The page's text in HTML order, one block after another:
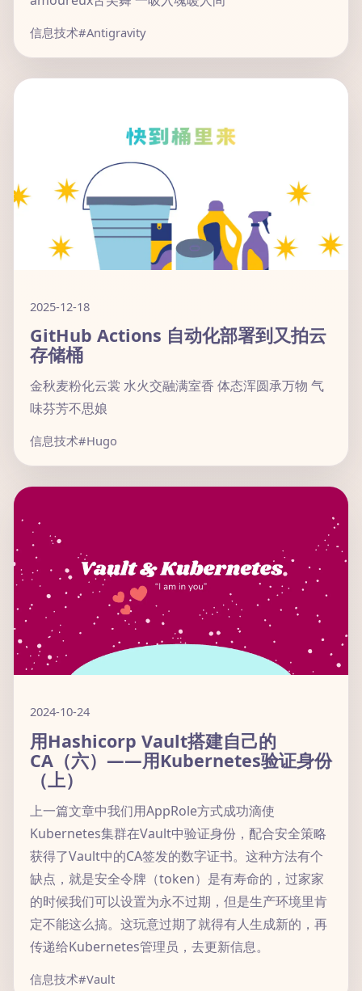
信息技术#Antigravity
2025-12-18
GitHub Actions 自动化部署到又拍云
存储桶
金秋麦粉化云裳 水火交融满室香 体态浑圆承万物 气
味芬芳不思娘
信息技术#Hugo
2024-10-24
用Hashicorp Vault搭建自己的
CA（六）——用Kubernetes验证身份
（上）
上一篇文章中我们用AppRole方式成功滴使
Kubernetes集群在Vault中验证身份，配合安全策略
获得了Vault中的CA签发的数字证书。这种方法有个
缺点，就是安全令牌（token）是有寿命的，过家家
的时候我们可以设置为永不过期，但是生产环境里肯
定不能这么搞。这玩意过期了就得有人生成新的，再
传递给Kubernetes管理员，去更新信息。
信息技术#Vault